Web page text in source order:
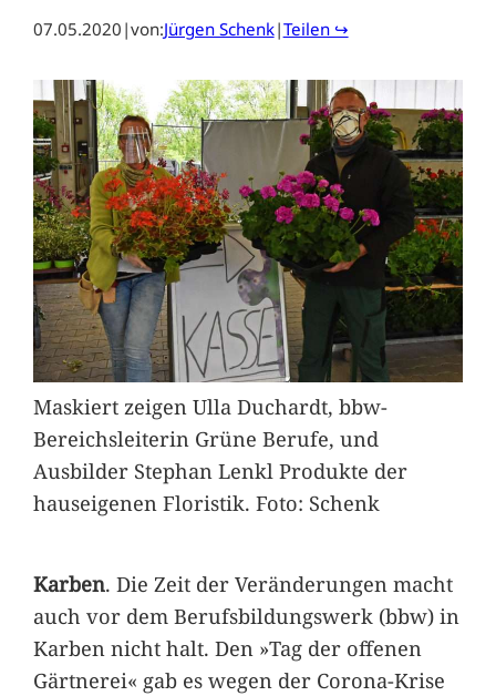
07.05.2020 |von:Jürgen Schenk|Teilen ↪
Maskiert zeigen Ulla Duchardt, bbw-
Bereichsleiterin Grüne Berufe, und
Ausbilder Stephan Lenkl Produkte der
hauseigenen Floristik. Foto: Schenk
Karben. Die Zeit der Veränderungen macht
auch vor dem Berufsbildungswerk (bbw) in
Karben nicht halt. Den »Tag der offenen
Gärtnerei« gab es wegen der Corona-Krise